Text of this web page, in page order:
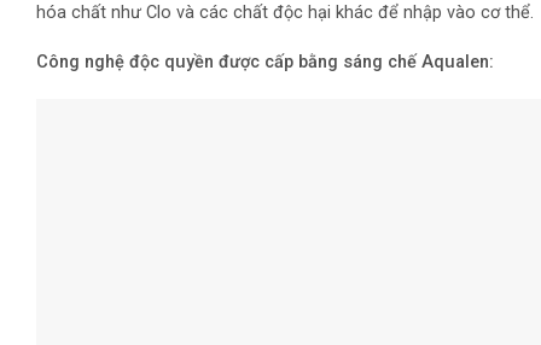
hóa chất như Clo và các chất độc hại khác để nhập vào cơ thể.
Công nghệ độc quyền được cấp bằng sáng chế Aqualen: